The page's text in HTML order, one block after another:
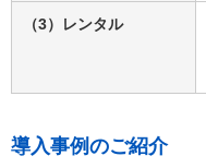
（3）レンタル
導入事例のご紹介